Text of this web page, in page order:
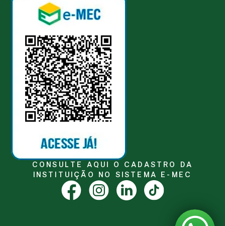
CONSULTE AQUI O CADASTRO DA
INSTITUIÇÃO NO SISTEMA E-MEC